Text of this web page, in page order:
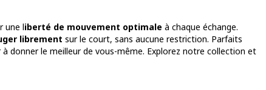
une liberté de mouvement optimale à chaque échange.
librement sur le court, sans aucune restriction. Parfaits
donner le meilleur de vous-même. Explorez notre collection et